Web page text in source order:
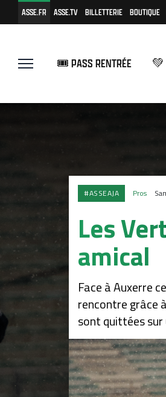
ASSE.FR ASSE.TV BILLETTERIE BOUTIQUE
🎟️ PASS RENTRÉE 💚
#ASSEAJA Pros
Les
amical
Face à Auxerre
rencontre grâce
sont quittées